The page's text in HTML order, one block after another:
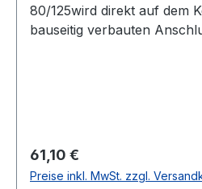
80/125wird direkt auf dem
bauseitig verbauten
Regulärer Preis:
61,10 €
Preise inkl. MwSt. zzgl.